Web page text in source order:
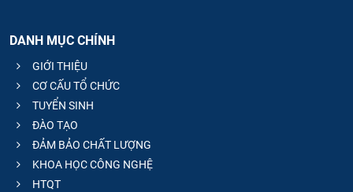
DANH MỤC CHÍNH
GIỚI THIỆU
CƠ CẤU TỔ CHỨC
TUYỂN SINH
ĐÀO TẠO
ĐẢM BẢO CHẤT LƯỢNG
KHOA HỌC CÔNG NGHỆ
HTQT